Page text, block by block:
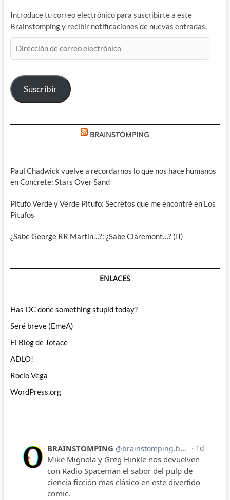
Introduce tu correo electrónico para suscribirte a este
Brainstomping y recibir notificaciones de nuevas entradas.
de
electrónico
Suscribir
BRAINSTOMPING
Paul Chadwick vuelve a recordarnos lo que nos hace humanos
en Concrete: Stars Over Sand
Pitufo Verde y Verde Pitufo: Secretos que me encontré en Los
Pitufos
¿Sabe George RR Martin…?: ¿Sabe Claremont…? (II)
ENLACES
Has DC done something stupid today?
Seré breve (EmeA)
El Blog de Jotace
ADLO!
Rocío Vega
WordPress.org